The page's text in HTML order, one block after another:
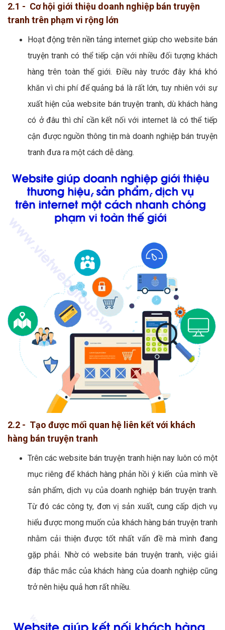
2.1 - Cơ hội giới thiệu doanh nghiệp bán truyện
tranh trên phạm vi rộng lớn
Hoạt động trên nền tảng internet giúp cho website bán
truyện tranh có thể tiếp cận với nhiều đối tượng khách
hàng trên toàn thế giới. Điều này trước đây khá khó
khăn vì chi phí để quảng bá là rất lớn, tuy nhiên với sự
xuất hiện của website bán truyện tranh, dù khách hàng
có ở đâu thì chỉ cần kết nối với internet là có thể tiếp
cận được nguồn thông tin mà doanh nghiệp bán truyện
tranh đưa ra một cách dễ dàng.
2.2 - Tạo được mối quan hệ liên kết với khách
hàng bán truyện tranh
Trên các website bán truyện tranh hiện nay luôn có một
mục riêng để khách hàng phản hồi ý kiến của mình về
sản phẩm, dịch vụ của doanh nghiệp bán truyện tranh.
Từ đó các công ty, đơn vị sản xuất, cung cấp dịch vụ
hiểu được mong muốn của khách hàng bán truyện tranh
nhằm cải thiện được tốt nhất vấn đề mà mình đang
gặp phải. Nhờ có website bán truyện tranh, việc giải
đáp thắc mắc của khách hàng của doanh nghiệp cũng
trở nên hiệu quả hơn rất nhiều.